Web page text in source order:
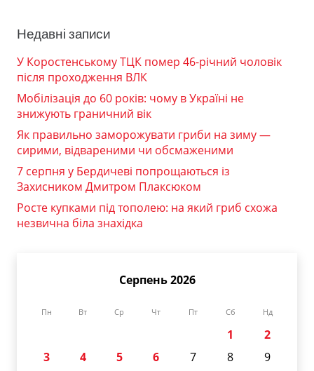
Недавні записи
У Коростенському ТЦК помер 46-річний чоловік
після проходження ВЛК
Мобілізація до 60 років: чому в Україні не
знижують граничний вік
Як правильно заморожувати гриби на зиму —
сирими, відвареними чи обсмаженими
7 серпня у Бердичеві попрощаються із
Захисником Дмитром Плаксюком
Росте купками під тополею: на який гриб схожа
незвична біла знахідка
Серпень 2026
Пн Вт Ср Чт Пт Сб Нд
1
2
3
4 5 6 7 8
9